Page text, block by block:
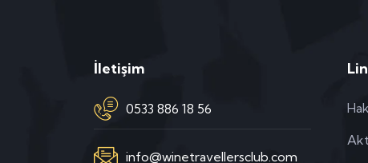
İletişim
0533 886 18 56
info@winetravellersclub.com